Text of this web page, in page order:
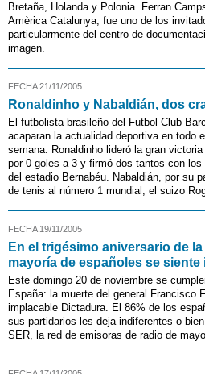
Bretaña, Holanda y Polonia. Ferran
Amèrica Catalunya, fue uno de los
particularmente del centro de
imagen.
FECHA 21/11/2005
Ronaldinho y Nabaldián, dos
El futbolista brasileño del Futbol Club
acaparan la actualidad deportiva en todo
semana. Ronaldinho lideró la gran
por 0 goles a 3 y firmó dos tantos con
del estadio Bernabéu. Nabaldián, por su
de tenis al número 1 mundial, el suizo
FECHA 19/11/2005
En el trigésimo aniversario de
mayoría de españoles se
Este domingo 20 de noviembre se
España: la muerte del general Francisco
implacable Dictadura. El 86% de los
sus partidarios les deja indiferentes o
SER, la red de emisoras de radio de